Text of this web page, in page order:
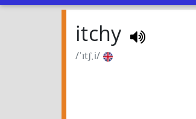
itchy
/ˈɪtʃ.i/